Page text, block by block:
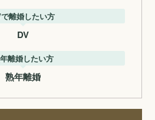
離婚したい方
DV
離婚したい方
熟年離婚